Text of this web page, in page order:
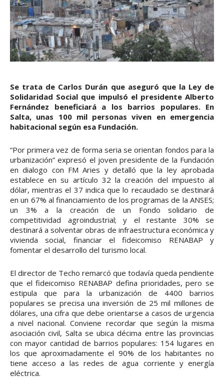
Se trata de Carlos Durán que aseguró que la Ley de
Solidaridad Social que impulsó el presidente Alberto
Fernández beneficiará a los barrios populares. En
Salta, unas 100 mil personas viven en emergencia
habitacional según esa Fundación.
“Por primera vez de forma seria se orientan fondos para la
urbanización” expresó el joven presidente de la Fundación
en dialogo con FM Aries y detalló que la ley aprobada
establece en su artículo 32 la creación del impuesto al
dólar, mientras el 37 indica que lo recaudado se destinará
en un 67% al financiamiento de los programas de la ANSES;
un 3% a la creación de un Fondo solidario de
competitividad agroindustrial; y el restante 30% se
destinará a solventar obras de infraestructura económica y
vivienda social, financiar el fideicomiso RENABAP y
fomentar el desarrollo del turismo local.
El director de Techo remarcó que todavía queda pendiente
que el fideicomiso RENABAP defina prioridades, pero se
estipula que para la urbanización de 4400 barrios
populares se precisa una inversión de 25 mil millones de
dólares, una cifra que debe orientarse a casos de urgencia
a nivel nacional. Conviene recordar que según la misma
asociación civil, Salta se ubica décima entre las provincias
con mayor cantidad de barrios populares: 154 lugares en
los que aproximadamente el 90% de los habitantes no
tiene acceso a las redes de agua corriente y energía
eléctrica.